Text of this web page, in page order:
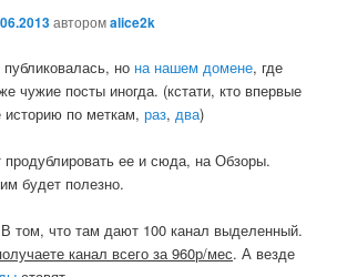
авторомalice2k
но на нашем домене, где
чужие посты иногда. (кстати, кто впервые
историю по меткам,раз,два)
ее и сюда, на Обзоры.
будет полезно.
В том, что там дают 100 канал выделенный.
канал всего за 960р/мес. А везде